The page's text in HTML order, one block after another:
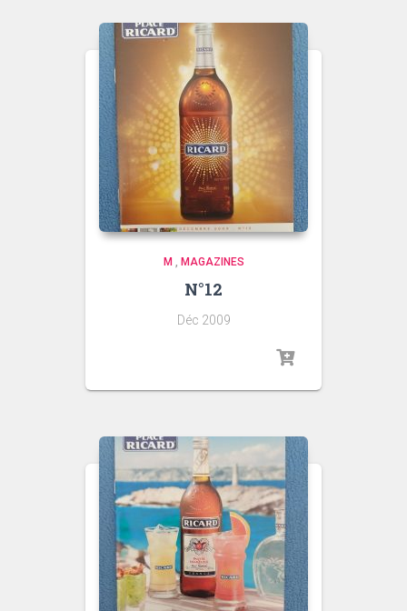
M , MAGAZINES
N°12
Déc 2009